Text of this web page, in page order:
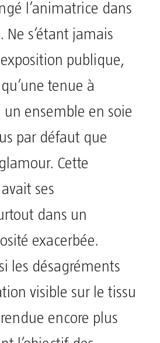
l’animatrice dans
Ne s’étant jamais
publique,
tenue à
ensemble en soie
par défaut que
Cette
ses
dans un
exacerbée.
les désagréments
visible sur le tissu
encore plus